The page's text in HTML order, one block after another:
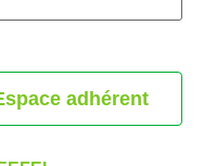
adhérent